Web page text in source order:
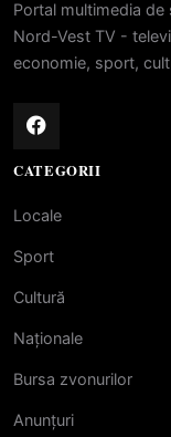
Portal multimedia
Nord-Vest TV -
economie, sport,
CATEGORII
Locale
Sport
Cultură
Naționale
Bursa zvonurilor
Anunțuri